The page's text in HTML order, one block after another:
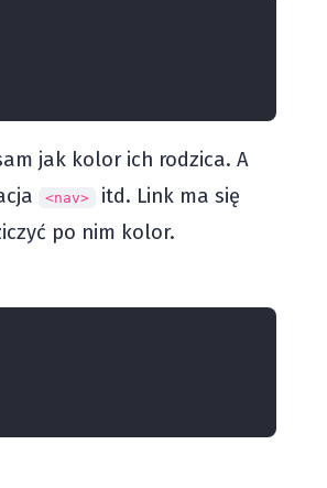
jak kolor ich rodzica. A
<nav>
itd. Link ma się
po nim kolor.